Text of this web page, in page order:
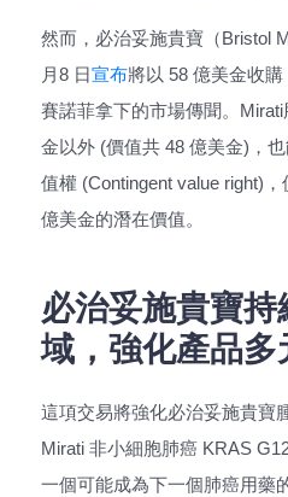
然而，必治妥施貴寶（Bristol
月8 日宣布將以 58 億美金收
賽諾菲拿下的市場傳聞。
金以外 (價值共 48 億美金)，
值權 (Contingent value right)
億美金的潛在價值。
必治妥施貴寶
域，強化產品多
這項交易將強化必治妥施貴寶
Mirati 非小細胞肺癌 KRAS
一個可能成為下一個肺癌用藥